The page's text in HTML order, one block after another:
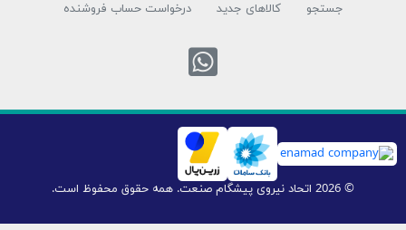
جستجو
کالاهای جدید درخواست حساب فروشنده
تماس با واتس